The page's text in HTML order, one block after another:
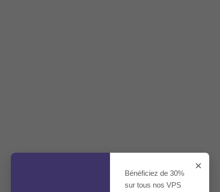
×
Bénéficiez de 30%
sur tous nos VPS